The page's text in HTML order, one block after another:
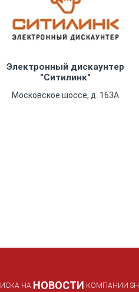
Электронный дискаунтер
"Ситилинк"
Московское шоссе, д. 163А
НА НОВОСТИ КОМПАНИИ